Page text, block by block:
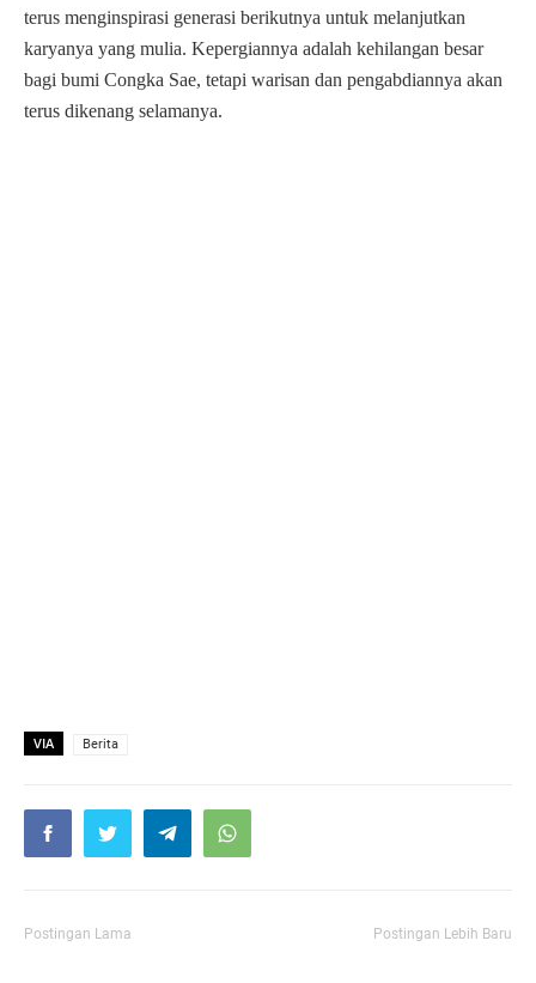
terus menginspirasi generasi berikutnya untuk melanjutkan
karyanya yang mulia. Kepergiannya adalah kehilangan besar
bagi bumi Congka Sae, tetapi warisan dan pengabdiannya akan
terus dikenang selamanya.
VIA Berita
Postingan Lama Postingan Lebih Baru